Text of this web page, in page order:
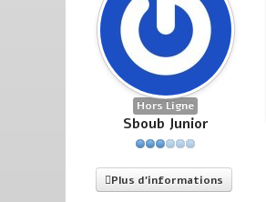
Hors Ligne
Sboub Junior
Plus d'informations